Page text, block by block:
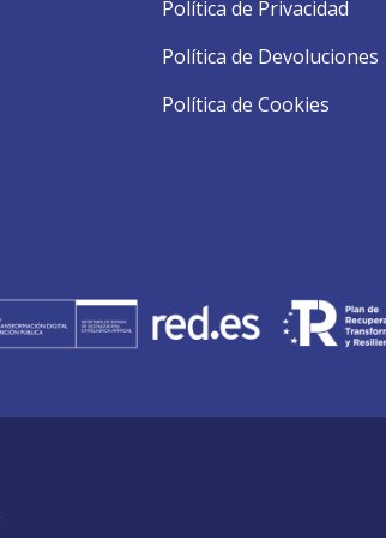
Política de Privacidad
Política de Devoluciones
Política de Cookies